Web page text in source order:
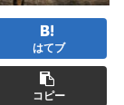
はてブ
コピー